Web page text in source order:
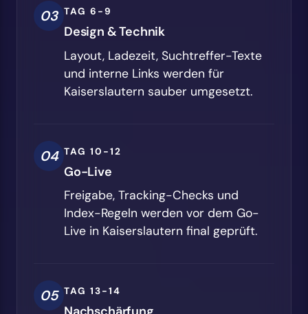
03 TAG 6-9
Design & Technik
Layout, Ladezeit, Suchtreffer-Texte
und interne Links werden für
Kaiserslautern sauber umgesetzt.
04 TAG 10-12
Go-Live
Freigabe, Tracking-Checks und
Index-Regeln werden vor dem Go-
Live in Kaiserslautern final geprüft.
05 TAG 13-14